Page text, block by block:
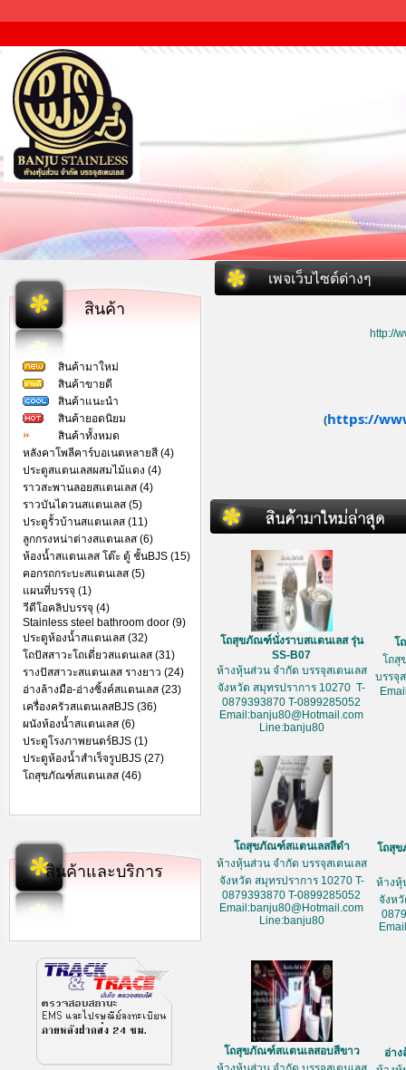
สินค้า
สินค้ามาใหม่
สินค้าขายดี
สินค้าแนะนำ
สินค้ายอดนิยม
สินค้าทั้งหมด
หลังคาโพลีคาร์บอเนตหลายสี (4)
ประตูสแตนเลสผสมไม้แดง (4)
ราวสะพานลอยสแตนเลส (4)
ราวบันไดวนสแตนเลส (5)
ประตูรั้วบ้านสแตนเลส (11)
ลูกกรงหน่าต่างสแตนเลส (6)
ห้องน้ำสแตนเลส โต๊ะ ตู้ ชั้นBJS (15)
คอกรถกระบะสแตนเลส (5)
แผนที่บรรจุ (1)
วีดีโอคลิปบรรจุ (4)
Stainless steel bathroom door (9)
ประตูห้องน้ำสแตนเลส (32)
โถปัสสาวะโถเดี่ยวสแตนเลส (31)
รางปัสสาวะสแตนเลส รางยาว (24)
อ่างล้างมือ-อ่างซิ้งค์สแตนเลส (23)
เครื่องครัวสแตนเลสBJS (36)
ผนังห้องน้ำสแตนเลส (6)
ประตูโรงภาพยนตร์BJS (1)
ประตูห้องน้ำสำเร็จรูปBJS (27)
โถสุขภัณฑ์สแตนเลส (46)
สินค้าและบริการ
เพจเว็บไซต์ต่างๆ
http://
(https://
โถสุขภัณฑ์นั่งราบสแตนเลส รุ่น
SS-B07
ห้างหุ้นส่วน จำกัด บรรจุสเตนเลส
จังหวัด สมุทรปราการ 10270 T-
0879393870 T-0899285052
Email:banju80@Hotmail.com
Line:banju80
โ
โถสุ
บรรจุ
โถสุขภัณฑ์สแตนเลสสีดำ
ห้างหุ้นส่วน จำกัด บรรจุสเตนเลส
จังหวัด สมุทรปราการ 10270 T-
0879393870 T-0899285052
Email:banju80@Hotmail.com
Line:banju80
โถสุ
ห้างหุ้
จังห
โถสุขภัณฑ์สแตนเลสอบสีขาว
อ่า